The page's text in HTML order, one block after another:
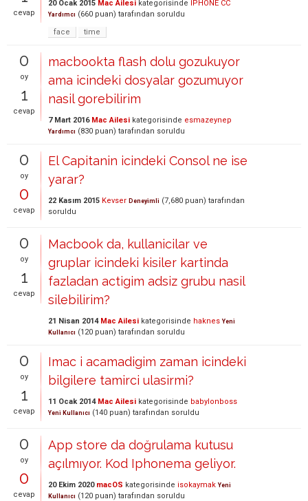
cevap
20 Ocak 2015 Mac Ailesi kategorisinde İPHONE CC
Yardımcı (660 puan) tarafından soruldu
face
time
0
oy
1
cevap
macbookta flash dolu gozukuyor
ama icindeki dosyalar gozumuyor
nasil gorebilirim
7 Mart 2016 Mac Ailesi kategorisinde esmazeynep
Yardımcı (830 puan) tarafından soruldu
0
oy
0
cevap
El Capitanin icindeki Consol ne ise
yarar?
22 Kasım 2015 Kevser Deneyimli (7,680 puan) tarafından
soruldu
0
oy
1
cevap
Macbook da, kullanicilar ve
gruplar icindeki kisiler kartinda
fazladan actigim adsiz grubu nasil
silebilirim?
21 Nisan 2014 Mac Ailesi kategorisinde haknes Yeni
Kullanıcı (120 puan) tarafından soruldu
0
oy
1
cevap
Imac i acamadigim zaman icindeki
bilgilere tamirci ulasirmi?
11 Ocak 2014 Mac Ailesi kategorisinde babylonboss
Yeni Kullanıcı (140 puan) tarafından soruldu
0
oy
0
cevap
App store da doğrulama kutusu
açılmıyor. Kod Iphonema geliyor.
20 Ekim 2020 macOS kategorisinde isokaymak Yeni
Kullanıcı (120 puan) tarafından soruldu